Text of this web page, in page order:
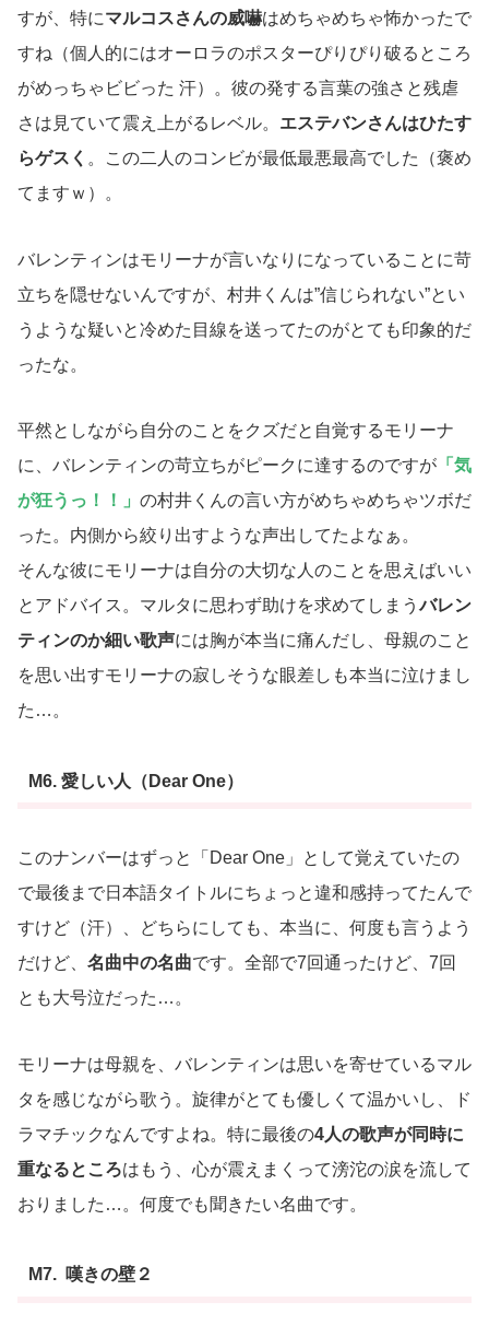
すが、特にマルコスさんの威嚇はめちゃめちゃ怖かったで
すね（個人的にはオーロラのポスターぴりぴり破るところ
がめっちゃビビった 汗）。彼の発する言葉の強さと残虐
さは見ていて震え上がるレベル。 エステバンさんはひたす
らゲスく 。この二人のコンビが最低最悪最高でした（褒め
てますｗ）。
バレンティンはモリーナが言いなりになっていることに苛
立ちを隠せないんですが、村井くんは”信じられない”とい
うような疑いと冷めた目線を送ってたのがとても印象的だ
ったな。
平然としながら自分のことをクズだと自覚するモリーナ
に、バレンティンの苛立ちがピークに達するのですが 「気
が狂うっ！！」 の村井くんの言い方がめちゃめちゃツボだ
った。内側から絞り出すような声出してたよなぁ。
そんな彼にモリーナは自分の大切な人のことを思えばいい
とアドバイス。マルタに思わず助けを求めてしまうバレン
ティンのか細い歌声には胸が本当に痛んだし、母親のこと
を思い出すモリーナの寂しそうな眼差しも本当に泣けまし
た…。
M6. 愛しい人（Dear One）
このナンバーはずっと「Dear One」として覚えていたの
で最後まで日本語タイトルにちょっと違和感持ってたんで
すけど（汗）、どちらにしても、本当に、何度も言うよう
だけど、 名曲中の名曲です。全部で7回通ったけど、7回
とも大号泣だった…。
モリーナは母親を、バレンティンは思いを寄せているマル
タを感じながら歌う。旋律がとても優しくて温かいし、ド
ラマチックなんですよね。特に最後の4人の歌声が同時に
重なるところはもう、心が震えまくって滂沱の涙を流して
おりました…。何度でも聞きたい名曲です。
M7. 嘆きの壁２